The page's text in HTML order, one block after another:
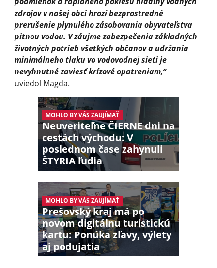
zdrojov v našej obci hrozí bezprostredné
prerušenie plynulého zásobovania obyvateľstva
pitnou vodou. V záujme zabezpečenia základných
životných potrieb všetkých občanov a udržania
minimálneho tlaku vo vodovodnej sieti je
nevyhnutné zaviesť krízové opatreniam,“
uviedol Magda.
MOHLO BY VÁS ZAUJÍMAŤ
Neuveriteľne ČIERNE dni na
cestách východu: V
poslednom čase zahynuli
ŠTYRIA ľudia
MOHLO BY VÁS ZAUJÍMAŤ
Prešovský kraj má po
novom digitálnu turistickú
kartu: Ponúka zľavy, výlety
aj podujatia